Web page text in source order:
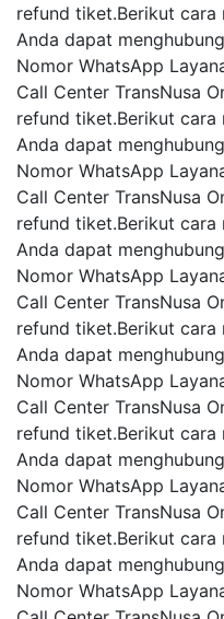
refund tiket.Berikut cara
Anda dapat
Nomor WhatsApp
Call Center TransNusa
refund tiket.Berikut cara
Anda dapat
Nomor WhatsApp
Call Center TransNusa
refund tiket.Berikut cara
Anda dapat
Nomor WhatsApp
Call Center TransNusa
refund tiket.Berikut cara
Anda dapat
Nomor WhatsApp
Call Center TransNusa
refund tiket.Berikut cara
Anda dapat
Nomor WhatsApp
Call Center TransNusa
refund tiket.Berikut cara
Anda dapat
Nomor WhatsApp